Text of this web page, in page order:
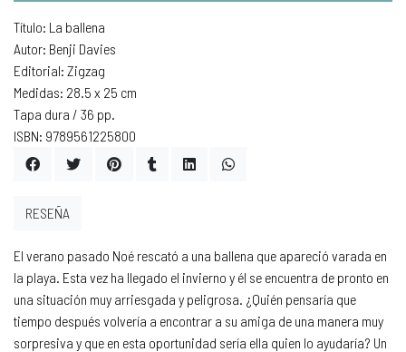
Título: La ballena
Autor: Benji Davies
Editorial: Zigzag
Medidas: 28.5 x 25 cm
Tapa dura / 36 pp.
ISBN: 9789561225800
El verano pasado Noé rescató a una ballena que apareció varada en
la playa. Esta vez ha llegado el invierno y él se encuentra de pronto en
una situación muy arriesgada y peligrosa. ¿Quién pensaría que
tiempo después volvería a encontrar a su amiga de una manera muy
sorpresiva y que en esta oportunidad sería ella quien lo ayudaría? Un
RESEÑA